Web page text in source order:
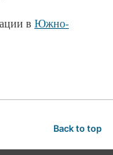
в Южно-
Back to top